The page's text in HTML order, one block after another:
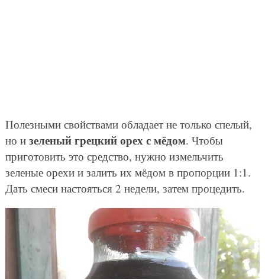
Полезными свойствами обладает не только спелый,
но и зеленый грецкий орех с мёдом. Чтобы
приготовить это средство, нужно измельчить
зеленые орехи и залить их мёдом в пропорции 1:1.
Дать смеси настояться 2 недели, затем процедить.